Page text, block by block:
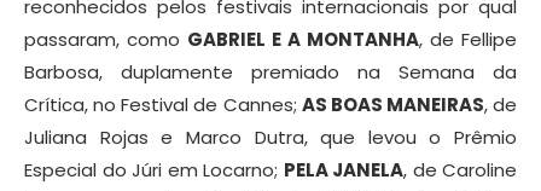
reconhecidos pelos festivais internacionais por qual
passaram, como GABRIEL E A MONTANHA, de Fellipe
Barbosa, duplamente premiado na Semana da
Crítica, no Festival de Cannes; AS BOAS MANEIRAS, de
Juliana Rojas e Marco Dutra, que levou o Prêmio
Especial do Júri em Locarno; PELA JANELA, de Caroline